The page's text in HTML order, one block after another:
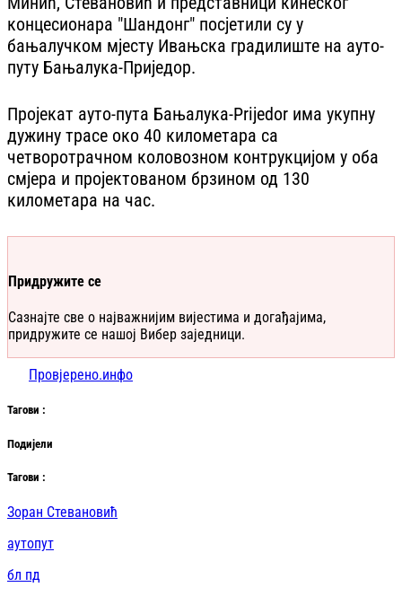
концесионара "Шандонг" посјетили су у
бањалучком мјесту Ивањска градилиште на ауто-
путу Бањалука-Приједор.
Пројекат ауто-пута Бањалука-Priјedor има укупну
дужину трасе око 40 километара са
четворотрачном коловозном контрукцијом у оба
смјера и пројектованом брзином од 130
километара на час.
Придружите се
Сазнајте све о најважнијим вијестима и догађајима,
придружите се нашој Вибер заједници.
Провјерено.инфо
Тагови :
Подијели
Тагови :
Зоран Стевановић
аутопут
бл пд